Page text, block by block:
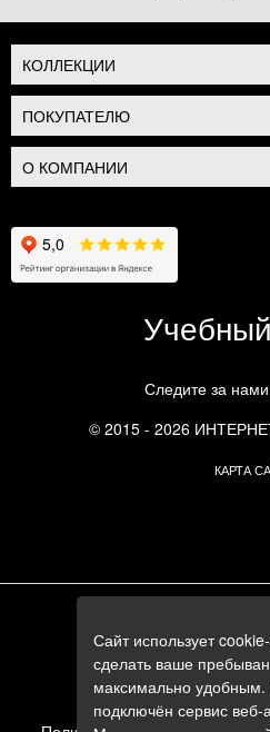
КОЛЛЕКЦИИ
ПОКУПАТЕЛЮ
О КОМПАНИИ
Следите за
© 2015 - 2026
КАРТА
+7 (495)
+7 (985)
e-mail:
Сайт использует
сделать ваше
максимально удобным.
подключён сервис веб-